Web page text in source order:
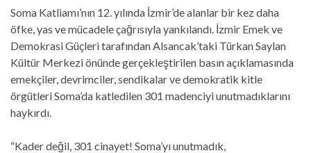
Soma Katliamı’nın 12. yılında İzmir’de alanlar bir kez daha
öfke, yas ve mücadele çağrısıyla yankılandı. İzmir Emek ve
Demokrasi Güçleri tarafından Alsancak’taki Türkan Saylan
Kültür Merkezi önünde gerçekleştirilen basın açıklamasında
emekçiler, devrimciler, sendikalar ve demokratik kitle
örgütleri Soma’da katledilen 301 madenciyi unutmadıklarını
haykırdı.
“Kader değil, 301 cinayet! Soma’yı unutmadık,